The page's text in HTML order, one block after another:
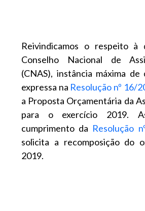
Reivindicamos o respeito à
Conselho Nacional de
(CNAS), instância máxima
expressa na Resolução nº 16/
a Proposta Orçamentária da
para o exercício 2019.
cumprimento da Resolução
solicita a recomposição do
2019.